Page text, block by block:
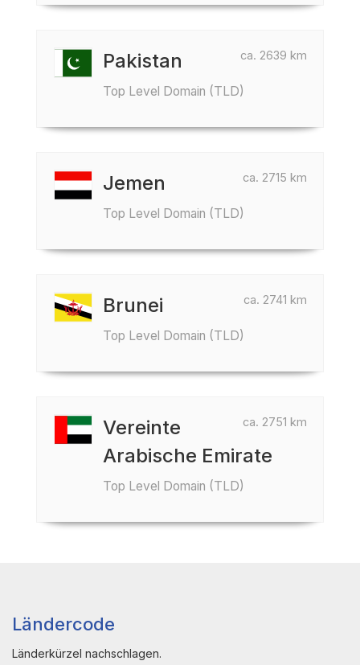
ca. 2639 km
Pakistan
Top Level Domain (TLD)
ca. 2715 km
Jemen
Top Level Domain (TLD)
ca. 2741 km
Brunei
Top Level Domain (TLD)
ca. 2751 km
Vereinte
Arabische Emirate
Top Level Domain (TLD)
Ländercode
Länderkürzel nachschlagen.